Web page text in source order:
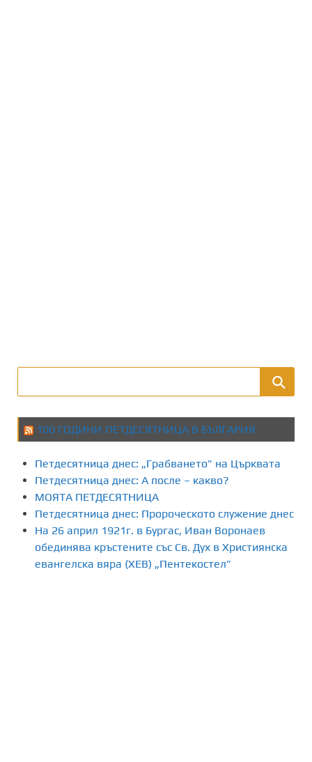
100 ГОДИНИ ПЕТДЕСЯТНИЦА В БЪЛГАРИЯ
Петдесятница днес: „Грабването” на Църквата
Петдесятница днес: А после – какво?
МОЯТА ПЕТДЕСЯТНИЦА
Петдесятница днес: Пророческото служение днес
На 26 април 1921г. в Бургас, Иван Воронаев
обединява кръстените със Св. Дух в Християнска
евангелска вяра (ХЕВ) „Пентекостел”